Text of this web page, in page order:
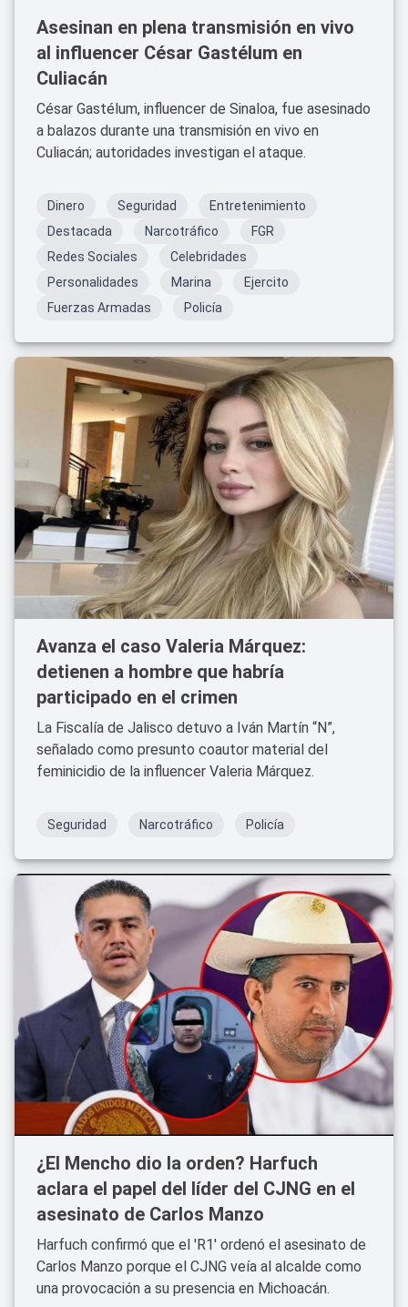
Asesinan en plena transmisión en vivo
al influencer César Gastélum en
Culiacán
César Gastélum, influencer de Sinaloa, fue asesinado
a balazos durante una transmisión en vivo en
Culiacán; autoridades investigan el ataque.
Dinero Seguridad
Entretenimiento
Destacada
Narcotráfico
FGR
Redes Sociales
Celebridades
Personalidades
Marina
Ejercito
Fuerzas Armadas
Policía
Avanza el caso Valeria Márquez:
detienen a hombre que habría
participado en el crimen
La Fiscalía de Jalisco detuvo a Iván Martín “N”,
señalado como presunto coautor material del
feminicidio de la influencer Valeria Márquez.
Seguridad Narcotráfico Policía
¿El Mencho dio la orden? Harfuch
aclara el papel del líder del CJNG en el
asesinato de Carlos Manzo
Harfuch confirmó que el 'R1' ordenó el asesinato de
Carlos Manzo porque el CJNG veía al alcalde como
una provocación a su presencia en Michoacán.